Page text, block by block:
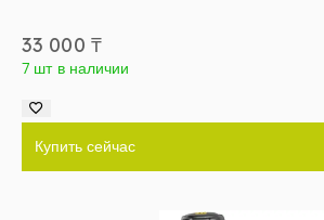
33 000 ₸
7 шт в наличии
Купить сейчас